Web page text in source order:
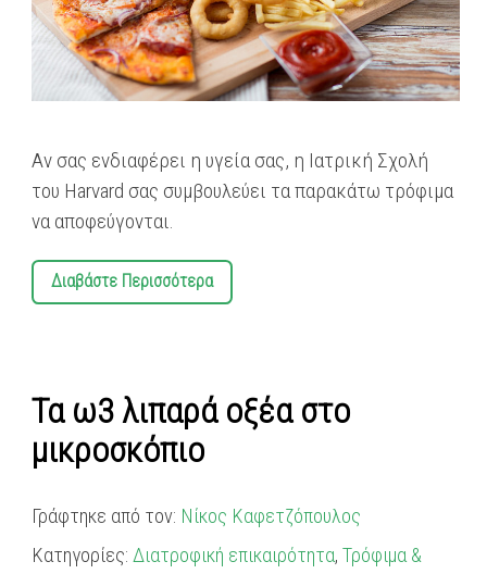
Αν σας ενδιαφέρει η υγεία σας, η Ιατρική Σχολή
του Harvard σας συμβουλεύει τα παρακάτω τρόφιμα
να αποφεύγονται.
Διαβάστε Περισσότερα
Τα ω3 λιπαρά οξέα στο
μικροσκόπιο
Γράφτηκε από τον: Νίκος Καφετζόπουλος
Κατηγορίες: Διατροφική επικαιρότητα,Τρόφιμα &